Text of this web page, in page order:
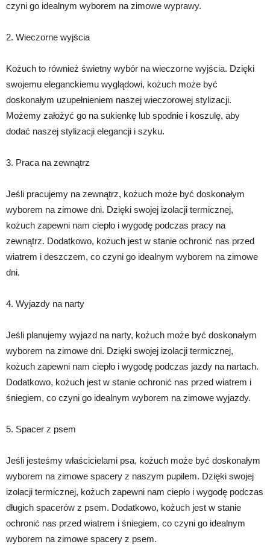
czyni go idealnym wyborem na zimowe wyprawy.
2. Wieczorne wyjścia
Kożuch to również świetny wybór na wieczorne wyjścia. Dzięki
swojemu eleganckiemu wyglądowi, kożuch może być
doskonałym uzupełnieniem naszej wieczorowej stylizacji.
Możemy założyć go na sukienkę lub spodnie i koszulę, aby
dodać naszej stylizacji elegancji i szyku.
3. Praca na zewnątrz
Jeśli pracujemy na zewnątrz, kożuch może być doskonałym
wyborem na zimowe dni. Dzięki swojej izolacji termicznej,
kożuch zapewni nam ciepło i wygodę podczas pracy na
zewnątrz. Dodatkowo, kożuch jest w stanie ochronić nas przed
wiatrem i deszczem, co czyni go idealnym wyborem na zimowe
dni.
4. Wyjazdy na narty
Jeśli planujemy wyjazd na narty, kożuch może być doskonałym
wyborem na zimowe dni. Dzięki swojej izolacji termicznej,
kożuch zapewni nam ciepło i wygodę podczas jazdy na nartach.
Dodatkowo, kożuch jest w stanie ochronić nas przed wiatrem i
śniegiem, co czyni go idealnym wyborem na zimowe wyjazdy.
5. Spacer z psem
Jeśli jesteśmy właścicielami psa, kożuch może być doskonałym
wyborem na zimowe spacery z naszym pupilem. Dzięki swojej
izolacji termicznej, kożuch zapewni nam ciepło i wygodę podczas
długich spacerów z psem. Dodatkowo, kożuch jest w stanie
ochronić nas przed wiatrem i śniegiem, co czyni go idealnym
wyborem na zimowe spacery z psem.